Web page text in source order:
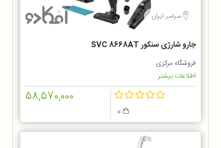
سراسر ایران
جارو شارژی سنکور SVC 8668AT
فروشگاه مرکزی
اطلاعات بیشتر...
58,570,000